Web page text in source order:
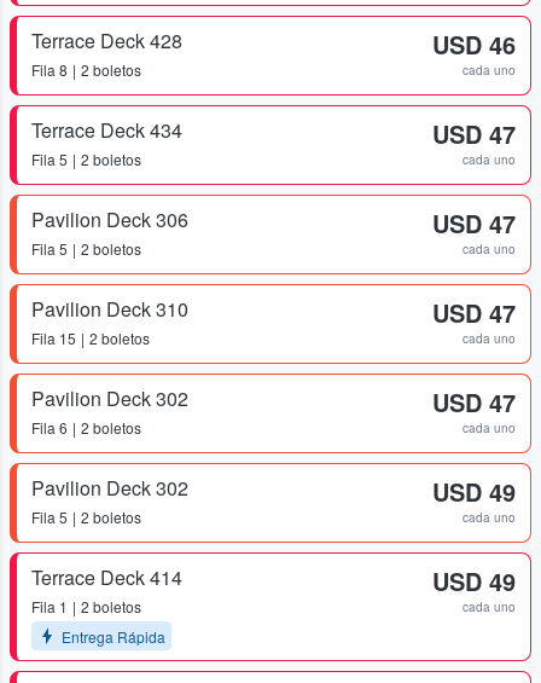
Terrace Deck 428
Fila 8 2 boletos
USD 46
cada uno
Terrace Deck 434
Fila 5 2 boletos
USD 47
cada uno
Pavilion Deck 306
Fila 5 2 boletos
USD 47
cada uno
Pavilion Deck 310
Fila 15 2 boletos
USD 47
cada uno
Pavilion Deck 302
Fila 6 2 boletos
USD 47
cada uno
Pavilion Deck 302
Fila 5 2 boletos
USD 49
cada uno
Terrace Deck 414
Fila 1
2 boletos
Entrega Rápida
USD 49
cada uno